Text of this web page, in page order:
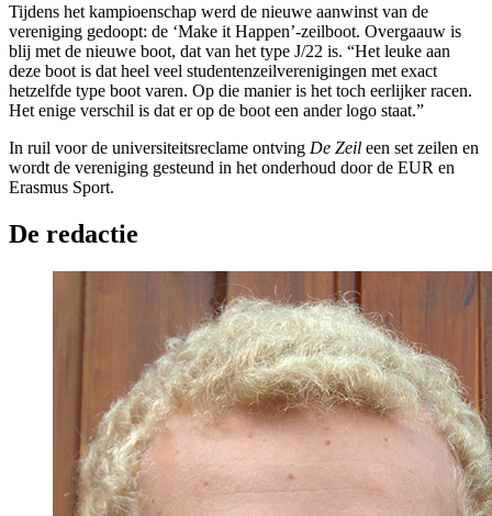
Tijdens het kampioenschap werd de nieuwe aanwinst van de
vereniging gedoopt: de ‘Make it Happen’-zeilboot. Overgaauw is
blij met de nieuwe boot, dat van het type J/22 is. “Het leuke aan
deze boot is dat heel veel studentenzeilverenigingen met exact
hetzelfde type boot varen. Op die manier is het toch eerlijker racen.
Het enige verschil is dat er op de boot een ander logo staat.”
In ruil voor de universiteitsreclame ontving De Zeil een set zeilen en
wordt de vereniging gesteund in het onderhoud door de EUR en
Erasmus Sport.
De redactie